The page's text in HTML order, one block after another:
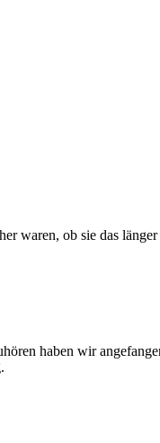
waren, ob sie das
haben wir